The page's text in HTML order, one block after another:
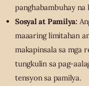
panghabambuhay na
Sosyal at Pamilya:
maaaring limitahan
makapinsala sa mga
tungkulin sa pag-
tensyon sa pamilya.